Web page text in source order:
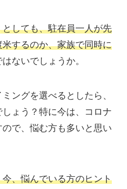
しても、駐在員一人が先
するのか、家族で同時に
はないでしょうか。
ングを選べるとしたら、
しょう？特に今は、コロナ
で、悩む方も多いと思い
今、悩んでいる方のヒント